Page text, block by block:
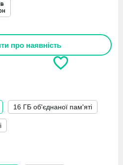
про наявність
16 ГБ об'єднаної пам'яті